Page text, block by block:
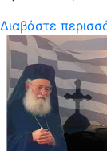
Διαβάστε